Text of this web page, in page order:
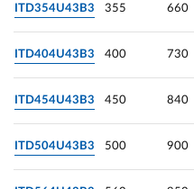
ITD354U43B3 355 660
ITD404U43B3 400 730
ITD454U43B3 450 840
ITD504U43B3 500 900